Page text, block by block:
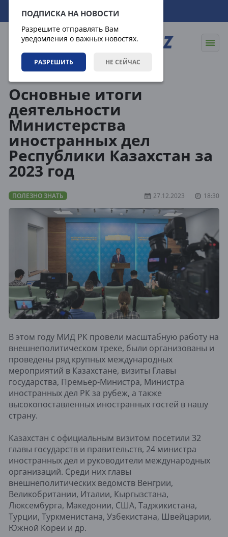
ПОДПИСКА НА НОВОСТИ
Разрешите отправлять Вам
уведомления о важных новостях.
РАЗРЕШИТЬ НЕ СЕЙЧАС
08.08.2026 08:19:31
Основные итоги
деятельности
Министерства
иностранных дел
Республики Казахстан за
2023 год
ПОЛЕЗНО ЗНАТЬ 27.12.2023 18:30
В этом году МИД РК провели масштабную работу на
внешнеполитическом треке, были организованы и
проведены ряд крупных международных
мероприятий в Казахстане, визиты Главы
государства, Премьер-Министра, Министра
иностранных дел РК за рубеж, а также
высокопоставленных иностранных гостей в нашу
страну.
Казахстан с официальным визитом посетили 32
главы государств и правительств, 24 министра
иностранных дел и руководители международных
организаций. Среди них главы
внешнеполитических ведомств Венгрии,
Великобритании, Италии, Кыргызстана,
Люксембурга, Македонии, США, Таджикистана,
Турции, Туркменистана, Узбекистана, Швейцарии,
Южной Кореи и др.